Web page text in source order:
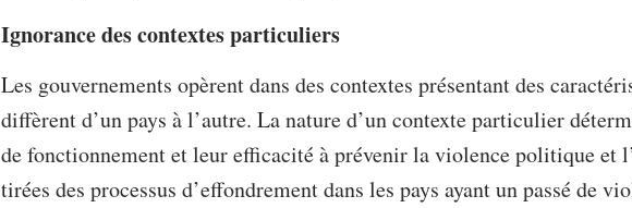
Ignorance des contextes particuliers
Les gouvernements opèrent dans des contextes présentant des
diffèrent d’un pays à l’autre. La nature d’un contexte particulier
de fonctionnement et leur efficacité à prévenir la violence politique et
tirées des processus d’effondrement dans les pays ayant un passé de